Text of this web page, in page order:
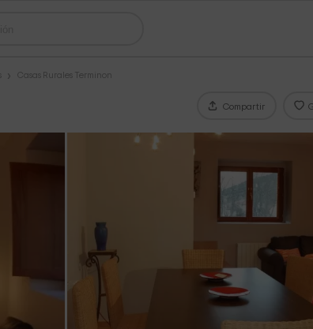
Casas Rurales Terminon
Compartir